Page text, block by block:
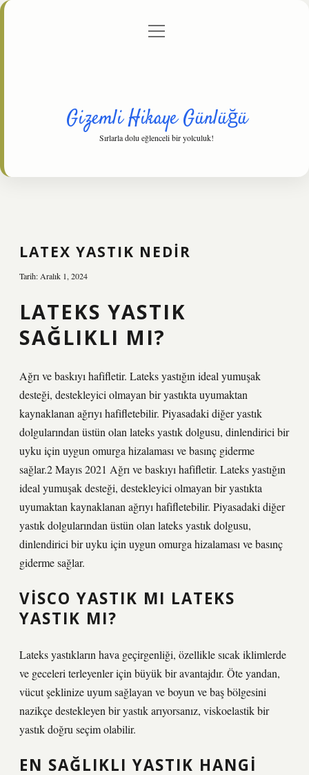
Gizlilik Politikası
menüyü
Gizemli Hikaye Günlüğü
Sırlarla dolu eğlenceli bir yolculuk!
LATEX YASTIK NEDIR
Tarih: Aralık 1, 2024
LATEKS YASTIK
SAĞLIKLI MI?
Ağrı ve baskıyı hafifletir. Lateks yastığın ideal yumuşak
desteği, destekleyici olmayan bir yastıkta uyumaktan
kaynaklanan ağrıyı hafifletebilir. Piyasadaki diğer yastık
dolgularından üstün olan lateks yastık dolgusu, dinlendirici bir
uyku için uygun omurga hizalaması ve basınç giderme
sağlar.2 Mayıs 2021 Ağrı ve baskıyı hafifletir. Lateks yastığın
ideal yumuşak desteği, destekleyici olmayan bir yastıkta
uyumaktan kaynaklanan ağrıyı hafifletebilir. Piyasadaki diğer
yastık dolgularından üstün olan lateks yastık dolgusu,
dinlendirici bir uyku için uygun omurga hizalaması ve basınç
giderme sağlar.
VISCO YASTIK MI LATEKS
YASTIK MI?
Lateks yastıkların hava geçirgenliği, özellikle sıcak iklimlerde
ve geceleri terleyenler için büyük bir avantajdır. Öte yandan,
vücut şeklinize uyum sağlayan ve boyun ve baş bölgesini
nazikçe destekleyen bir yastık arıyorsanız, viskoelastik bir
yastık doğru seçim olabilir.
EN SAĞLIKLI YASTIK HANGI